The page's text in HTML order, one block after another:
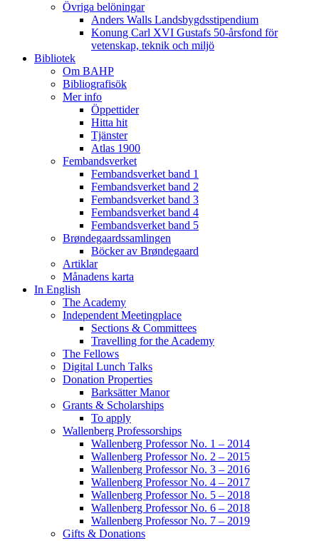
Övriga belöningar
Anders Walls Landsbygdsstipendium
Konung Carl XVI Gustafs 50-årsfond för
vetenskap, teknik och miljö
Bibliotek
Om BAHP
Bibliografisök
Mer info
Öppettider
Hitta hit
Tjänster
Atlas 1900
Fembandsverket
Fembandsverket band 1
Fembandsverket band 2
Fembandsverket band 3
Fembandsverket band 4
Fembandsverket band 5
Brøndegaardssamlingen
Böcker av Brøndegaard
Artiklar
Månadens karta
In English
The Academy
Independent Meetingplace
Sections & Committees
Travelling for the Academy
The Fellows
Digital Lunch Talks
Donation Properties
Barksätter Manor
Grants & Scholarships
To apply
Wallenberg Professorships
Wallenberg Professor No. 1 – 2014
Wallenberg Professor No. 2 – 2015
Wallenberg Professor No. 3 – 2016
Wallenberg Professor No. 4 – 2017
Wallenberg Professor No. 5 – 2018
Wallenberg Professor No. 6 – 2018
Wallenberg Professor No. 7 – 2019
Gifts & Donations